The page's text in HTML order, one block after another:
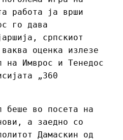
работа ја врши
го дава
српскиот
оценка излезе
на Имврос и Тенедос
„360
беше во посета на
а заедно со
Дамаскин од